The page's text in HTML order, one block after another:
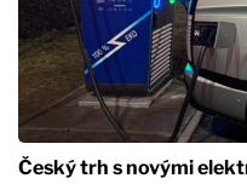
Český trh s novými